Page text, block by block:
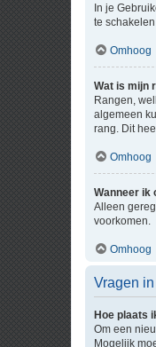
In je
te
Omhoog
Wat is mijn
Rangen,
algemeen
rang. Dit
Omhoog
Wanneer ik
Alleen
voorkomen.
Omhoog
Vragen
Hoe plaats
Om een
Mogelijk